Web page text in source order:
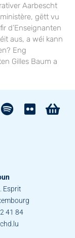
Aarbescht
gëtt vu
d’Enseignanten
aus, a wéi kann
Eng
Gilles Baum a
Esprit
41 84